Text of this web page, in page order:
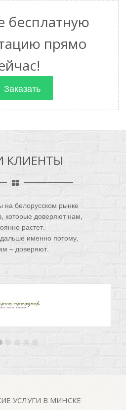
бесплатную
прямо
КЛИЕНТЫ
на белорусском рынке
которые доверяют нам,
растет.
именно потому,
– доверяют.
УСЛУГИ В МИНСКЕ